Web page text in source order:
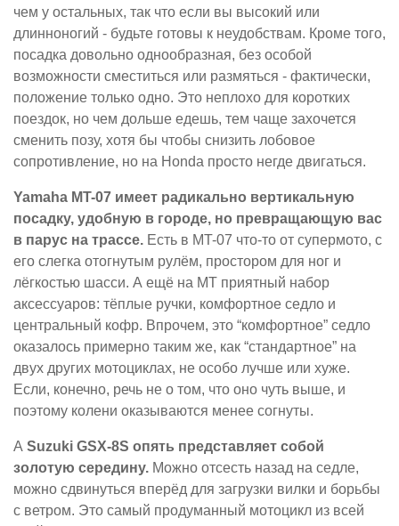
чем у остальных, так что если вы высокий или
длинноногий - будьте готовы к неудобствам. Кроме того,
посадка довольно однообразная, без особой
возможности сместиться или размяться - фактически,
положение только одно. Это неплохо для коротких
поездок, но чем дольше едешь, тем чаще захочется
сменить позу, хотя бы чтобы снизить лобовое
сопротивление, но на Honda просто негде двигаться.
Yamaha MT-07 имеет радикально вертикальную
посадку, удобную в городе, но превращающую вас
в парус на трассе. Есть в MT-07 что-то от супермото, с
его слегка отогнутым рулём, простором для ног и
лёгкостью шасси. А ещё на MT приятный набор
аксессуаров: тёплые ручки, комфортное седло и
центральный кофр. Впрочем, это “комфортное” седло
оказалось примерно таким же, как “стандартное” на
двух других мотоциклах, не особо лучше или хуже.
Если, конечно, речь не о том, что оно чуть выше, и
поэтому колени оказываются менее согнуты.
А Suzuki GSX-8S опять представляет собой
золотую середину. Можно отсесть назад на седле,
можно сдвинуться вперёд для загрузки вилки и борьбы
с ветром. Это самый продуманный мотоцикл из всей